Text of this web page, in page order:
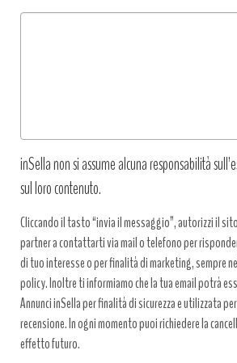
Tipo
inSella non si assume alcuna responsabilità
sul loro contenuto.
Cliccando il tasto “invia il messaggio”, autorizzi il
partner a contattarti via mail o telefono per
di tuo interesse o per finalità di marketing, sempre
policy. Inoltre ti informiamo che la tua email potrà
Annunci inSella per finalità di sicurezza e utilizzata
recensione. In ogni momento puoi richiedere la
effetto futuro.